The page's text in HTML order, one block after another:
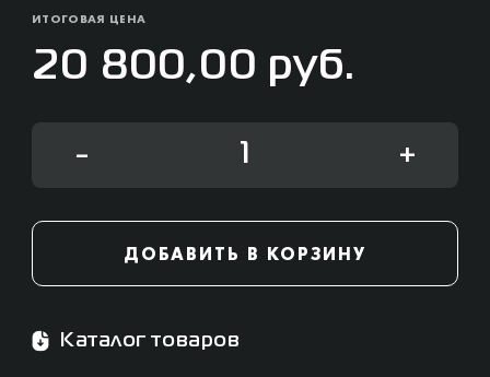
ИТОГОВАЯ ЦЕНА
20 800,00 руб.
- +
ДОБАВИТЬ В КОРЗИНУ
Каталог товаров